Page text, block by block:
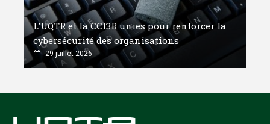
L'UQTR et la CCI3R unies pour renforcer la
cybersécurité des organisations
29 juillet 2026